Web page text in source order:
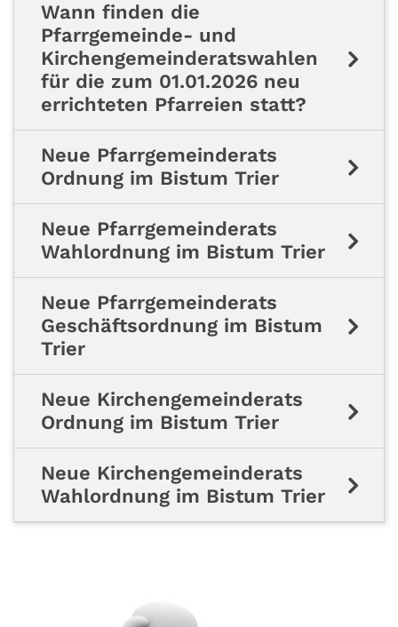
Wann finden die
Pfarrgemeinde- und
Kirchengemeinderatswahlen
für die zum 01.01.2026 neu
errichteten Pfarreien statt?
Neue Pfarrgemeinderats
Ordnung im Bistum Trier
Neue Pfarrgemeinderats
Wahlordnung im Bistum Trier
Neue Pfarrgemeinderats
Geschäftsordnung im Bistum
Trier
Neue Kirchengemeinderats
Ordnung im Bistum Trier
Neue Kirchengemeinderats
Wahlordnung im Bistum Trier